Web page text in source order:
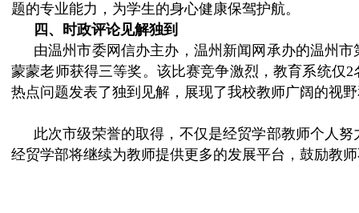
题的专业能力，为学生的身心健康保驾护航。
四、时政评论见解独到
由温州市委网信办主办，温州新闻网承办的温州
蒙蒙老师获得三等奖。该比赛竞争激烈，教育系统仅
热点问题发表了独到见解，展现了我校教师广阔的视
此次市级荣誉的取得，不仅是经贸学部教师个人
经贸学部将继续为教师提供更多的发展平台，鼓励教